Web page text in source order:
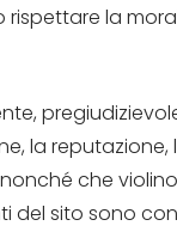
la
la
che
sito sono